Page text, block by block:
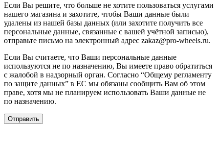
Если Вы решите, что больше не хотите пользоваться услугами
нашего магазина и захотите, чтобы Ваши данные были
удалены из нашей базы данных (или захотите получить все
персональные данные, связанные с вашей учётной записью),
отправьте письмо на электронный адрес zakaz@pro-wheels.ru.
Если Вы считаете, что Ваши персональные данные
используются не по назначению, Вы имеете право обратиться
с жалобой в надзорный орган. Согласно “Общему регламенту
по защите данных” в ЕС мы обязаны сообщить Вам об этом
праве, хотя мы не планируем использовать Ваши данные не
по назначению.
Отправить